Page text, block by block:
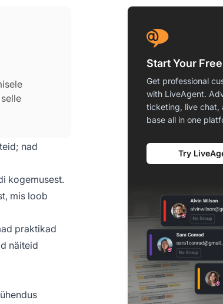
nad
kogemusest.
mis loob
praktikad
näiteid
Start Your
Get professional
with LiveAgent.
ticketing, live chat,
base all in one
Try